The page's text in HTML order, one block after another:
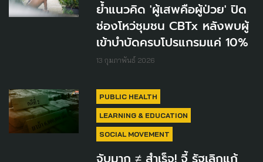
ย้ำแนวคิด 'ผู้เสพคือผู้ป่วย' ปิด
ช่องโหว่ชุมชน CBTx หลังพบผู้
เข้าบำบัดครบโปรแกรมแค่ 10%
13 กุมภาพันธ์ 2026
PUBLIC HEALTH
LEARNING & EDUCATION
SOCIAL MOVEMENT
จับมาก ≠ สำเร็จ! จี้ รัฐเลิกแก้